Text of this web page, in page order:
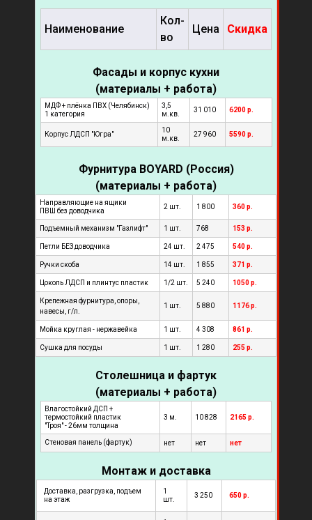
Наименование
Кол-
во
Цена Скидка
Фасады и корпус кухни
(материалы + работа)
МДФ + плёнка ПВХ (Челябинск)
1 категория
3,5
м.кв.
31 010 6200 р.
Корпус ЛДСП "Югра"
10
м.кв.
27 960 5590 р.
Фурнитура BOYARD (Россия)
(материалы + работа)
Направляющие на ящики
ПВШ без доводчика
2 шт. 1 800 360 р.
Подъемный механизм "Газлифт" 1 шт. 768 153 р.
Петли БЕЗ доводчика 24 шт. 2 475 540 р.
Ручки скоба 14 шт. 1 855 371 р.
Цоколь ЛДСП и плинтус пластик 1/2 шт. 5 240 1050 р.
Крепежная фурнитура, опоры,
навесы, г/л.
1 шт. 5 880 1176 р.
Мойка круглая - нержавейка 1 шт. 4 308 861 р.
Сушка для посуды 1 шт. 1 280 255 р.
Столешница и фартук
(материалы + работа)
Влагостойкий ДСП +
термостойкий пластик
"Троя" - 26мм толщина
3 м. 10 828 2165 р.
Стеновая панель (фартук) нет нет нет
Монтаж и доставка
Доставка, разгрузка, подъем
на этаж
1
шт.
3 250 650 р.